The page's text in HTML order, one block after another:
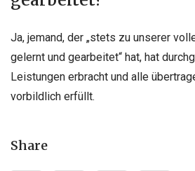
Ja, jemand, der „stets zu unserer
gelernt und gearbeitet“ hat, hat
Leistungen erbracht und alle
vorbildlich erfüllt.
Share